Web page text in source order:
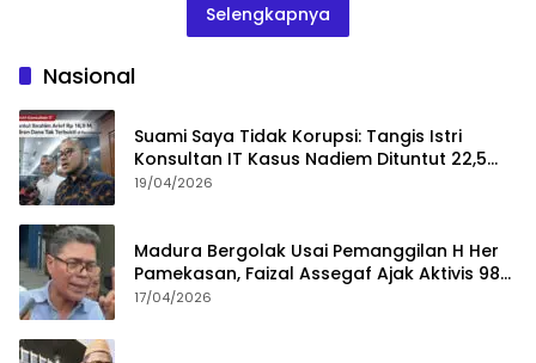
Selengkapnya
Nasional
Suami Saya Tidak Korupsi: Tangis Istri
Konsultan IT Kasus Nadiem Dituntut 22,5
Tahun
19/04/2026
Madura Bergolak Usai Pemanggilan H Her
Pamekasan, Faizal Assegaf Ajak Aktivis 98
Bongkar Permainan KPK
17/04/2026